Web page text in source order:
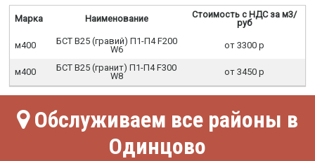
Марка Наименование
Стоимость с НДС за м3/
руб
м400
БСТ В25 (гравий) П1-П4 F200
W6
от 3300 р
м400
БСТ В25 (гранит) П1-П4 F300
W8
от 3450 р
Обслуживаем все районы в
Одинцово